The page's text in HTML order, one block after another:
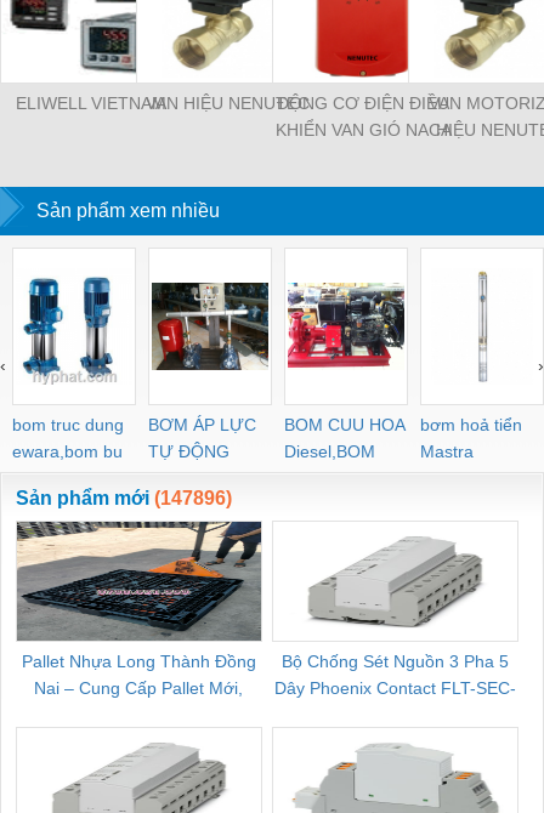
ELIWELL VIETNAMVAN HIỆU NENUTECĐỘNG CƠ ĐIỆN ĐIỀU
KHIỂN VAN GIÓ NACA
VAN
HIỆU
Sản phẩm xem nhiều
bom truc dung
ewara,bom bu
ewara
BƠM ÁP LỰC
TỰ ĐỘNG
BOM CUU HOA
Diesel,BOM
CHUA CHAY
bơm hoả tiển
Mastra
‹ ›
Sản phẩm mới (147896)
Pallet Nhựa Long Thành Đồng
Nai – Cung Cấp Pallet Mới,
Bộ Chống Sét Nguồn 3 Pha 5
Dây Phoenix Contact FLT-SEC-